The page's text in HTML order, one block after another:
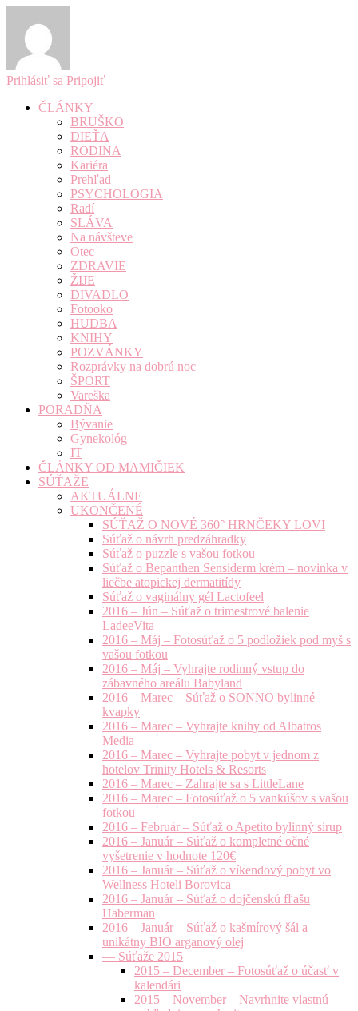
Prihlásiť sa Pripojiť
ČLÁNKY
BRUŠKO
DIEŤA
RODINA
Kariéra
Prehľad
PSYCHOLOGIA
Radí
SLÁVA
Na návšteve
Otec
ZDRAVIE
ŽIJE
DIVADLO
Fotooko
HUDBA
KNIHY
POZVÁNKY
Rozprávky na dobrú noc
ŠPORT
Vareška
PORADŇA
Bývanie
Gynekológ
IT
ČLÁNKY OD MAMIČIEK
SÚŤAŽE
AKTUÁLNE
UKONČENÉ
SÚŤAŽ O NOVÉ 360° HRNČEKY LOVI
Súťaž o návrh predzáhradky
Súťaž o puzzle s vašou fotkou
Súťaž o Bepanthen Sensiderm krém – novinka v
liečbe atopickej dermatitídy
Súťaž o vaginálny gél Lactofeel
2016 – Jún – Súťaž o trimestrové balenie
LadeeVita
2016 – Máj – Fotosúťaž o 5 podložiek pod myš s
vašou fotkou
2016 – Máj – Vyhrajte rodinný vstup do
zábavného areálu Babyland
2016 – Marec – Súťaž o SONNO bylinné
kvapky
2016 – Marec – Vyhrajte knihy od Albatros
Media
2016 – Marec – Vyhrajte pobyt v jednom z
hotelov Trinity Hotels & Resorts
2016 – Marec – Zahrajte sa s LittleLane
2016 – Marec – Fotosúťaž o 5 vankúšov s vašou
fotkou
2016 – Február – Súťaž o Apetito bylinný sirup
2016 – Január – Súťaž o kompletné očné
vyšetrenie v hodnote 120€
2016 – Január – Súťaž o víkendový pobyt vo
Wellness Hoteli Borovica
2016 – Január – Súťaž o dojčenskú fľašu
Haberman
2016 – Január – Súťaž o kašmírový šál a
unikátny BIO arganový olej
— Súťaže 2015
2015 – December – Fotosúťaž o účasť v
kalendári
2015 – November – Navrhnite vlastnú